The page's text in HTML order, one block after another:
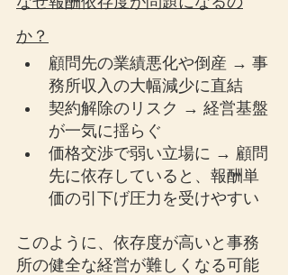
か？
顧問先の業績悪化や倒産 → 事
務所収入の大幅減少に直結
契約解除のリスク → 経営基盤
が一気に揺らぐ
価格交渉で弱い立場に → 顧問
先に依存していると、報酬単
価の引下げ圧力を受けやすい
このように、依存度が高いと事務
所の健全な経営が難しくなる可能